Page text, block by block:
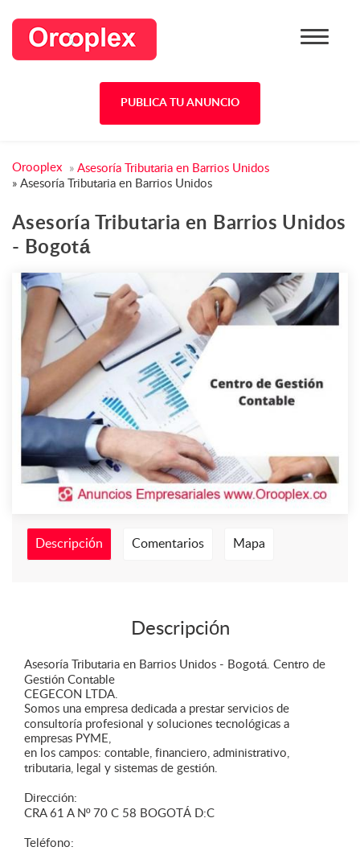
PUBLICA TU ANUNCIO
Orooplex » Asesoría Tributaria en Barrios Unidos
» Asesoría Tributaria en Barrios Unidos
Asesoría Tributaria en Barrios Unidos
- Bogotá
Descripción Comentarios Mapa
Descripción
Asesoría Tributaria en Barrios Unidos - Bogotá. Centro de
Gestión Contable
CEGECON LTDA.
Somos una empresa dedicada a prestar servicios de
consultoría profesional y soluciones tecnológicas a
empresas PYME,
en los campos: contable, financiero, administrativo,
tributaria, legal y sistemas de gestión.
Dirección:
CRA 61 A Nº 70 C 58 BOGOTÁ D:C
Teléfono: